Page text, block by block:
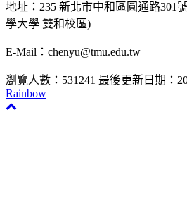
地址：235 新北市中和區圓通路301
學大學 雙和校區)
E-Mail：chenyu@tmu.edu.tw
瀏覽人數：531241 最後更新日期：
Rainbow